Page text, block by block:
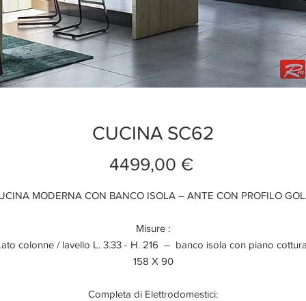
CUCINA SC62
4499,00 €Prezzo
MODERNA CON BANCO ISOLA – ANTE CON PROFILO
Misure :
colonne / lavello L. 3.33 - H. 216 – banco isola con piano cottura
158 X 90
Completa di Elettrodomestici: